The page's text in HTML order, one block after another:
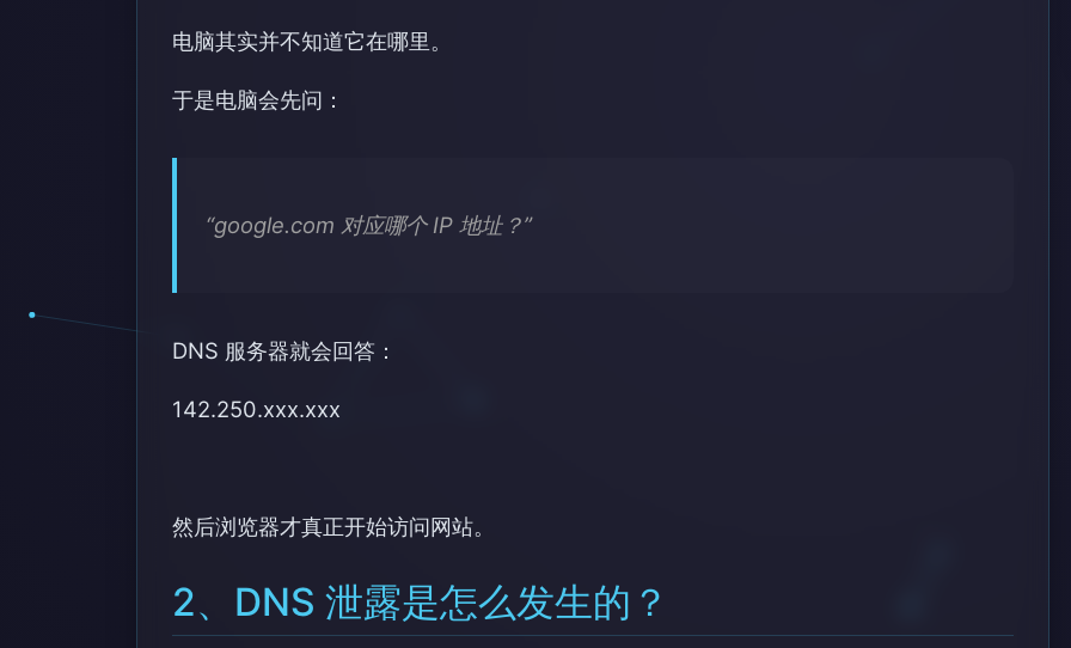
电脑其实并不知道它在哪里。
于是电脑会先问：
“google.com 对应哪个 IP 地址？”
DNS 服务器就会回答：
142.250.xxx.xxx
然后浏览器才真正开始访问网站。
2、DNS 泄露是怎么发生的？